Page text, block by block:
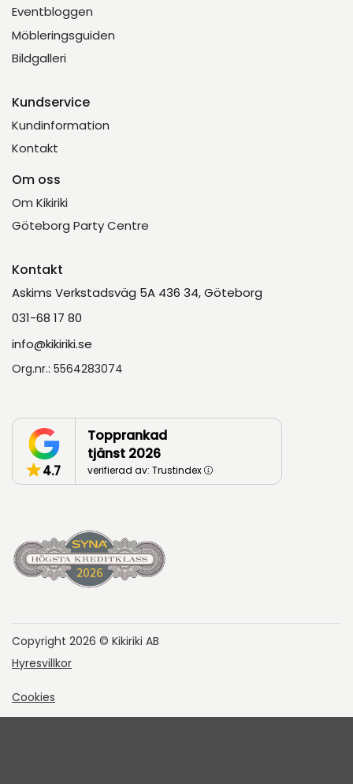
Eventbloggen
Möbleringsguiden
Bildgalleri
Kundservice
Kundinformation
Kontakt
Om oss
Om Kikiriki
Göteborg Party Centre
Kontakt
Askims Verkstadsväg 5A 436 34, Göteborg
031-68 17 80
info@kikiriki.se
Org.nr.: 5564283074
4.7
Topprankad
tjänst 2026
verifierad av: Trustindex
Copyright 2026 © Kikiriki AB
Hyresvillkor
Cookies